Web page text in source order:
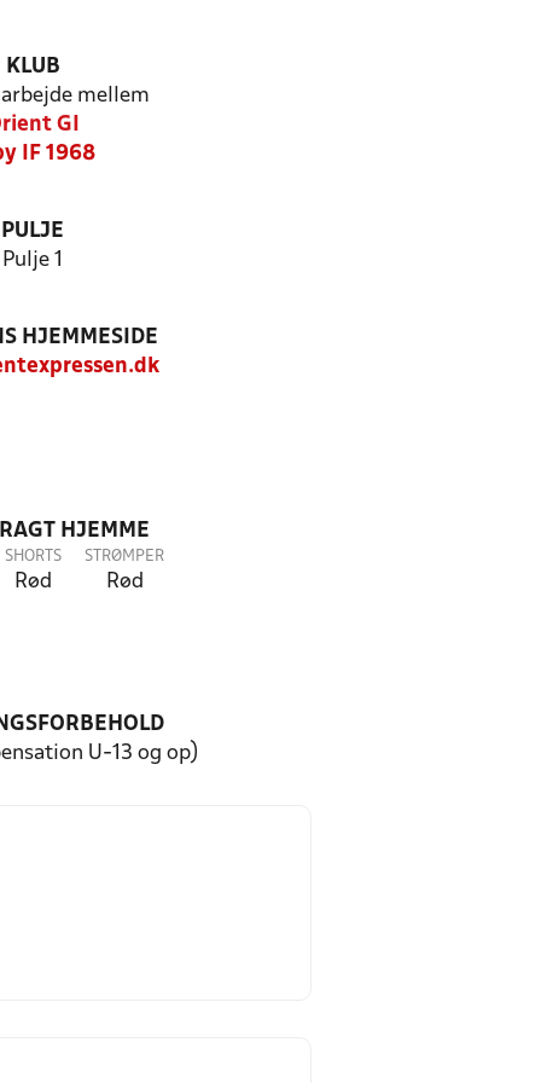
KLUB
mellem
GI
IF 1968
PULJE
Pulje 1
HJEMMESIDE
HJEMME
SHORTS
Rød
STRØMPER
Rød
U-13 og op)